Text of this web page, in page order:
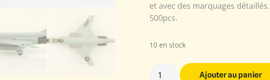
et avec des marquages
500pcs.
10 en stock
Ajouter au panier